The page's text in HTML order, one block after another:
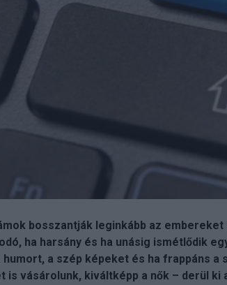
bosszantják leginkább az
ha harsány és ha unásig ismétlődik
a szép képeket és ha frappáns
is vásárolunk, kiváltképp a nők – derül